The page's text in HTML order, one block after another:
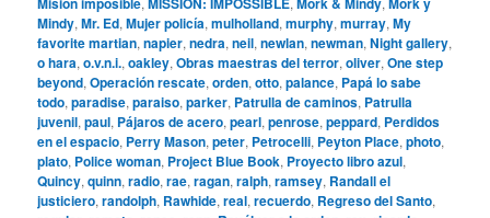
Mindy,Mr. Ed,Mujer policía,mulholland,murphy,murray,My
favorite martian,napier,nedra,neil,newlan,newman,Night gallery,
o hara,o.v.n.i.,oakley,Obras maestras del terror,oliver,One step
beyond,Operación rescate,orden,otto,palance, Papá lo sabe
todo,paradise,paraiso,parker, Patrulla de caminos, Patrulla
juvenil,paul, Pájaros de acero,pearl,penrose,peppard, Perdidos
en el espacio, Perry Mason,peter, Petrocelli, Peyton Place,photo,
plato, Police woman, Project Blue Book, Proyecto libro azul,
Quincy,quinn,radio,rae,ragan,ralph,ramsey, Randall el
justiciero,randolph, Rawhide,real,recuerdo, Regreso del Santo,